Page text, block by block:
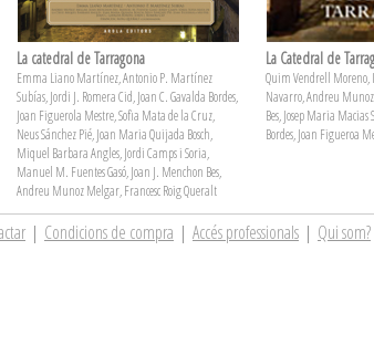
La catedral de Tarragona
Emma Liano Martínez, Antonio P. Martínez
Subías, Jordi J. Romera Cid, Joan C. Gavalda Bordes,
Joan Figuerola Mestre, Sofia Mata de la Cruz,
Neus Sánchez Pié, Joan Maria Quijada Bosch,
Miquel Barbara Angles, Jordi Camps i Soria,
Manuel M. Fuentes Gasó, Joan J. Menchon Bes,
Andreu Munoz Melgar, Francesc Roig Queralt
La Catedral de
Quim Vendrell
Navarro, Andreu
Bes, Josep Maria Macias
Bordes, Joan Figueroa
| Condicions de compra | Accés professionals | Qui som?